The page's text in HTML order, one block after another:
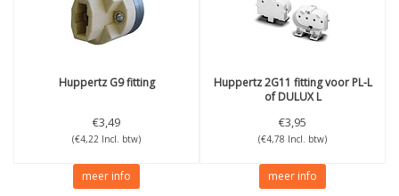
HuppertzG9 fitting
€3,49
(€4,22 Incl. btw)
meer info
Huppertz2G11 fitting voor PL-L
of DULUX L
€3,95
(€4,78 Incl. btw)
meer info